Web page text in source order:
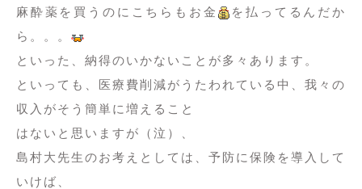
麻酔薬を買うのにこちらもお金
を払ってるんだか
ら。。。
といった、納得のいかないことが多々あります。
といっても、医療費削減がうたわれている中、我々の
収入がそう簡単に増えること
はないと思いますが（泣）、
島村大先生のお考えとしては、予防に保険を導入して
いけば、